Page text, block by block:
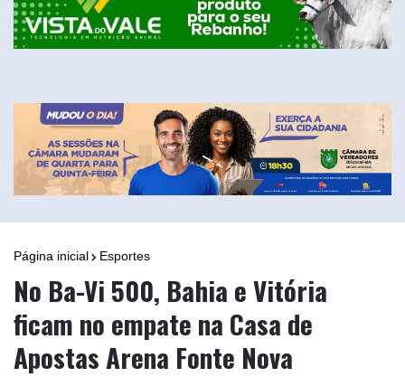
Página inicial Esportes
No Ba-Vi 500, Bahia e Vitória
ficam no empate na Casa de
Apostas Arena Fonte Nova